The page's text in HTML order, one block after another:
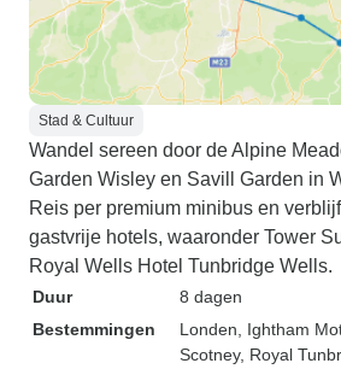
Stad & Cultuur
Wandel sereen door de Alpine
Garden Wisley en Savill Garden in
Reis per premium minibus en
gastvrije hotels, waaronder Tower
Royal Wells Hotel Tunbridge Wells.
Duur
8 dagen
Bestemmingen
Londen , Ightham
Scotney, Royal